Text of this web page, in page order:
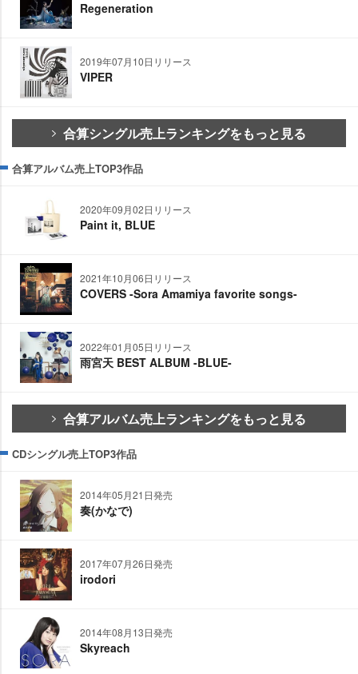
Regeneration
2019年07月10日リリース
VIPER
合算シングル売上ランキングをもっと見る
合算アルバム売上TOP3作品
2020年09月02日リリース
Paint it, BLUE
2021年10月06日リリース
COVERS -Sora Amamiya favorite songs-
2022年01月05日リリース
雨宮天 BEST ALBUM -BLUE-
合算アルバム売上ランキングをもっと見る
CDシングル売上TOP3作品
2014年05月21日発売
奏(かなで)
2017年07月26日発売
irodori
2014年08月13日発売
Skyreach